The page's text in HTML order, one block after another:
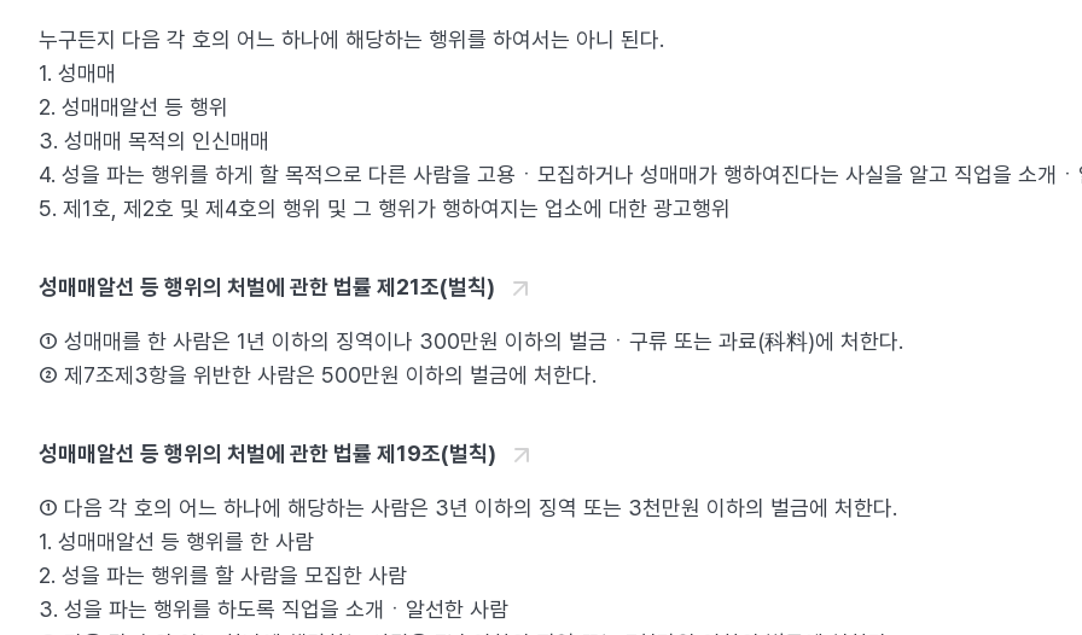
누구든지 다음 각 호의 어느 하나에 해당하는 행위를 하여서는 아니 된다.
1. 성매매
2. 성매매알선 등 행위
3. 성매매 목적의 인신매매
4. 성을 파는 행위를 하게 할 목적으로 다른 사람을 고용ㆍ모집하거나 성매매가 행하여진다는 사실을 알고 직업을 소개ㆍ
5. 제1호, 제2호 및 제4호의 행위 및 그 행위가 행하여지는 업소에 대한 광고행위
성매매알선 등 행위의 처벌에 관한 법률 제21조(벌칙)
① 성매매를 한 사람은 1년 이하의 징역이나 300만원 이하의 벌금ㆍ구류 또는 과료(科料)에 처한다.
② 제7조제3항을 위반한 사람은 500만원 이하의 벌금에 처한다.
성매매알선 등 행위의 처벌에 관한 법률 제19조(벌칙)
① 다음 각 호의 어느 하나에 해당하는 사람은 3년 이하의 징역 또는 3천만원 이하의 벌금에 처한다.
1. 성매매알선 등 행위를 한 사람
2. 성을 파는 행위를 할 사람을 모집한 사람
3. 성을 파는 행위를 하도록 직업을 소개ㆍ알선한 사람